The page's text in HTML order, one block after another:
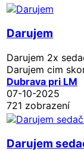
Darujem
Darujem 2x
Darujem cim
Dubrava pri LM
07-10-2025
721 zobrazení
Darujem